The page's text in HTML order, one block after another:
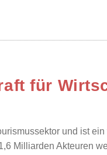
für
und ist
Milliarden Akteuren